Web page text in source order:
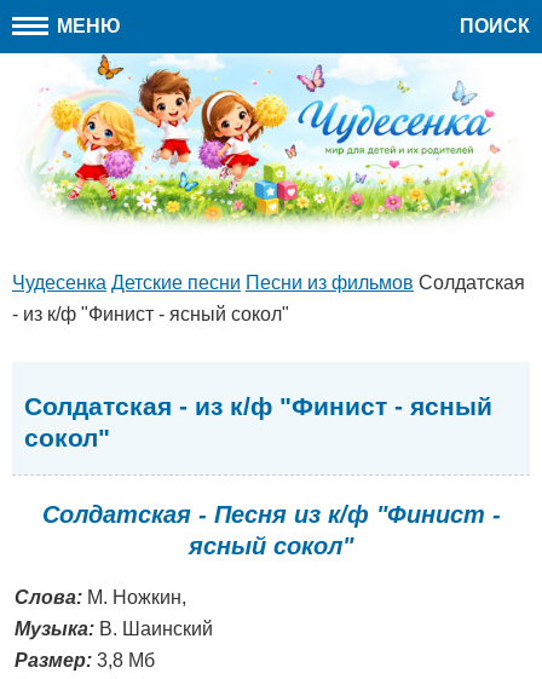
МЕНЮ ПОИСК
Чудесенка Детские песни Песни из фильмов Солдатская
- из к/ф "Финист - ясный сокол"
Солдатская - из к/ф "Финист - ясный
сокол"
Солдатская - Песня из к/ф "Финист -
ясный сокол"
Слова: М. Ножкин,
Музыка: В. Шаинский
Размер: 3,8 Мб